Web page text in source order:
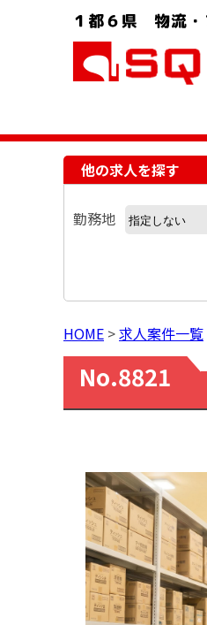
他の求人を探す
勤務地
HOME >求人案件一覧
No.8821